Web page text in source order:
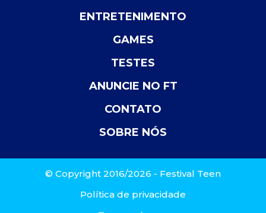
ENTRETENIMENTO
GAMES
TESTES
ANUNCIE NO FT
CONTATO
SOBRE NÓS
© Copyright 2016/2026 - Festival Teen
Política de privacidade